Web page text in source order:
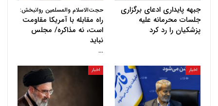
جبهه پایداری ادعای برگزاری
جلسات محرمانه علیه
پزشکیان را رد کرد
حجت‌الاسلام والمسلمین روانبخش:
راه مقابله با آمریکا مقاومت
است، نه مذاکره/ مجلس
نباید
…
اخبار اخبار